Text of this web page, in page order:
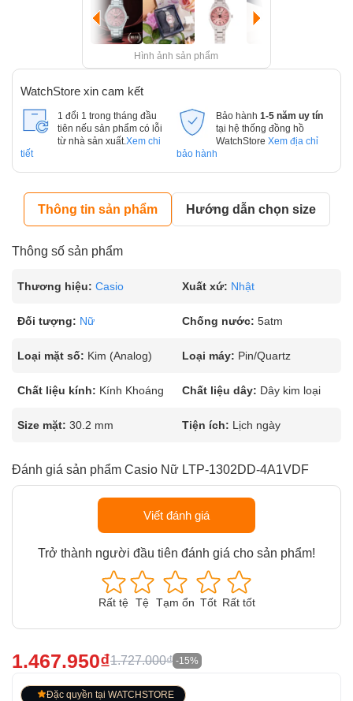
Hình ảnh sản phẩm
WatchStore xin cam kết
1 đổi 1 trong tháng đầu
tiên nếu sản phẩm có lỗi
từ nhà sản xuất. Xem chi
tiết
Bảo hành 1-5 năm uy tín
tại hệ thống đồng hồ
WatchStore Xem địa chỉ
bảo hành
Thông tin sản phẩm Hướng dẫn chọn size
Thông số sản phẩm
Thương hiệu: Casio Xuất xứ: Nhật
Đối tượng: Nữ Chống nước: 5atm
Loại mặt số: Kim (Analog) Loại máy: Pin/Quartz
Chất liệu kính: Kính Khoáng Chất liệu dây: Dây kim loại
Size mặt: 30.2 mm Tiện ích: Lịch ngày
Đánh giá sản phẩm Casio Nữ LTP-1302DD-4A1VDF
Viết đánh giá
Trở thành người đầu tiên đánh giá cho sản phẩm!
Rất tệ Tệ Tạm ổn Tốt Rất tốt
1.467.950₫1.727.000₫ -15%
Đặc quyền tại WATCHSTORE